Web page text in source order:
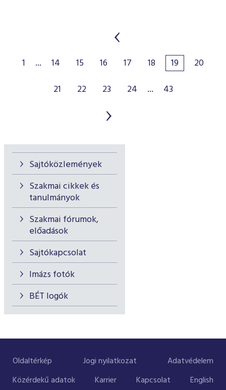
Sajtóközlemények
Szakmai cikkek és
tanulmányok
Szakmai fórumok,
előadások
Sajtókapcsolat
Imázs fotók
BÉT logók
1 ... 14 15 16 17 18 19
20
21
22 23 24 ... 43
Oldaltérkép Jogi nyilatkozat
Adatvédelem
Közérdekű adatok
Karrier Kapcsolat English